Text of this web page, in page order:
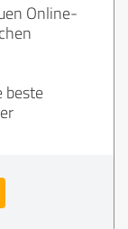
Online-
beste